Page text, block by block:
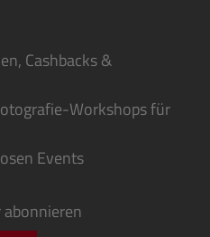
Cashbacks &
Workshops für
Events